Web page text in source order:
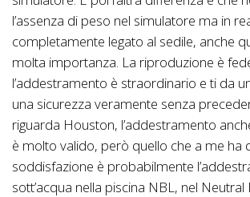
l’assenza di peso nel simulatore ma in
completamente legato al sedile, anche
molta importanza. La riproduzione è
l’addestramento è straordinario e ti da
una sicurezza veramente senza
riguarda Houston, l’addestramento
è molto valido, però quello che a me ha
soddisfazione è probabilmente
sott’acqua nella piscina NBL, nel